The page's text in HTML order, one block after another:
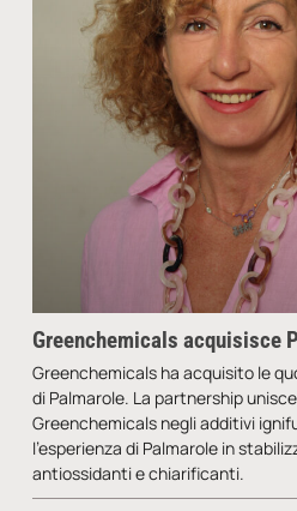
Greenchemicals acquisisce
Greenchemicals ha acquisito le
di Palmarole. La partnership
Greenchemicals negli additivi
l’esperienza di Palmarole in
antiossidanti e chiarificanti.